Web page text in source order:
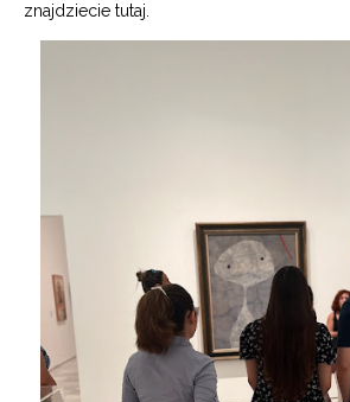
znajdziecie tutaj.